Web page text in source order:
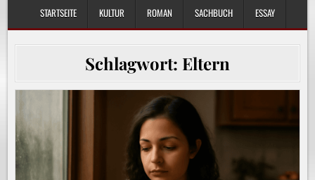
STARTSEITE
KULTUR ROMAN SACHBUCH ESSAY
Schlagwort: Eltern